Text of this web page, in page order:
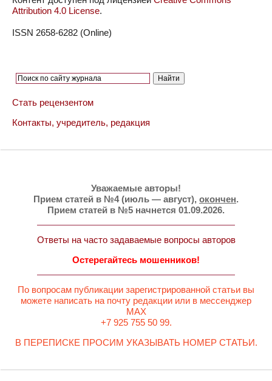
Attribution 4.0 License.
ISSN 2658-6282 (Online)
Стать рецензентом
Контакты, учредитель, редакция
Уважаемые авторы!
Прием статей в №4 (июль — август), окончен.
Прием статей в №5 начнется 01.09.2026.
Ответы на часто задаваемые вопросы авторов
Остерегайтесь мошенников!
По вопросам публикации зарегистрированной статьи вы
можете написать на почту редакции или в мессенджер
MAX
+7 925 755 50 99.
В ПЕРЕПИСКЕ ПРОСИМ УКАЗЫВАТЬ НОМЕР СТАТЬИ.